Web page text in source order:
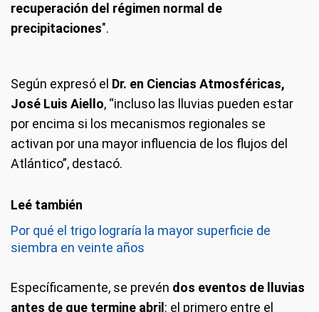
recuperación del régimen normal de
precipitaciones".
Según expresó el Dr. en Ciencias Atmosféricas,
José Luis Aiello, “incluso las lluvias pueden estar
por encima si los mecanismos regionales se
activan por una mayor influencia de los flujos del
Atlántico”, destacó.
Por qué el trigo lograría la mayor superficie de
siembra en veinte años
Específicamente, se prevén dos eventos de lluvias
antes de que termine abril : el primero entre el